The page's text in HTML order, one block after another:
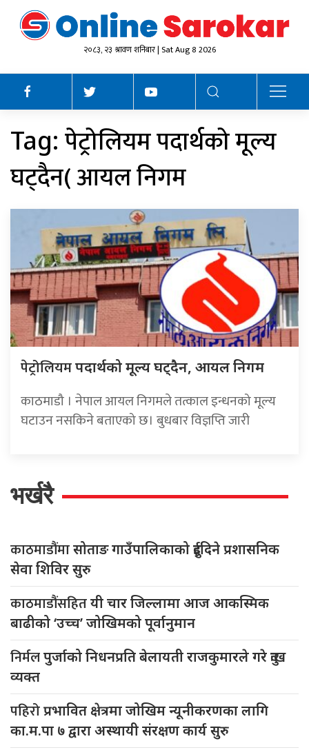
२०८३, २३ श्रावण शनिबार | Sat Aug 8 2026
Tag: पेट्रोलियम पदार्थको मूल्य
घट्दैन( आयल निगम
पेट्रोलियमपदार्थको मूल्य घट्दैन, आयल निगम
काठमाडौ । नेपाल आयल निगमले तत्काल इन्धनको मूल्य
घटाउन नसकिने बताएको छ। बुधबार विज्ञप्ति जारी
भर्खरै
काठमाडौंमासोताङ गाउँपालिकाको दुईदिने प्रशासनिक
सेवा शिविर सुरु
काठमाडौंसहितयी चार जिल्लामा आज आकस्मिक
बाढीको ‘उच्च’ जोखिमको पूर्वानुमान
निर्मलपुर्जाको निधनप्रति बेलायती राजकुमारले गरे दुःख
व्यक्त
पहिरोप्रभावित क्षेत्रमा जोखिम न्यूनीकरणका लागि
का.म.पा ७ द्वारा अस्थायी संरक्षण कार्य सुरु